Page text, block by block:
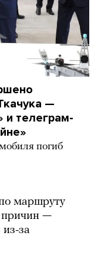
—
и телеграм-
погиб
маршруту
—
за